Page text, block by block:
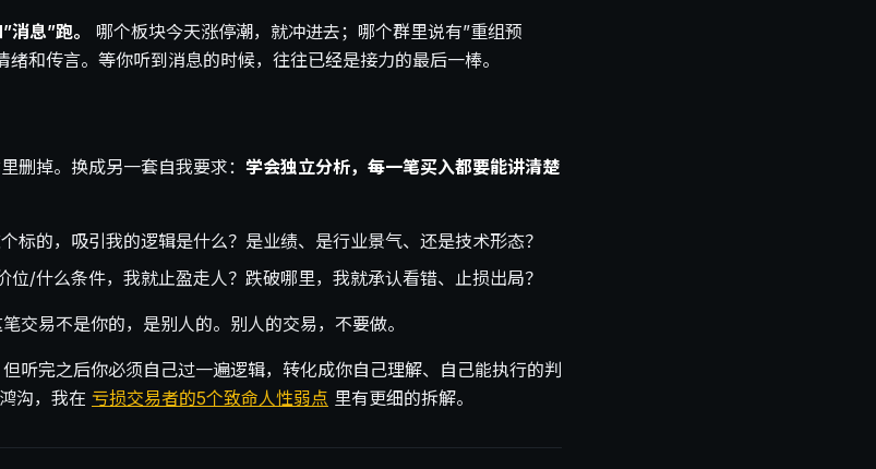
消息”跑。
哪个板块今天涨停潮，就冲进去；哪个群里说有”重组预
和传言。等你听到消息的时候，往往已经是接力的最后一棒。
删掉。换成另一套自我要求： 学会独立分析，每一笔买入都要能讲清楚
标的，吸引我的逻辑是什么？是业绩、是行业景气、还是技术形态？
位/什么条件，我就止盈走人？跌破哪里，我就承认看错、止损出局？
交易不是你的，是别人的。别人的交易，不要做。
听完之后你必须自己过一遍逻辑，转化成你自己理解、自己能执行的判
沟，我在 亏损交易者的5个致命人性弱点 里有更细的拆解。